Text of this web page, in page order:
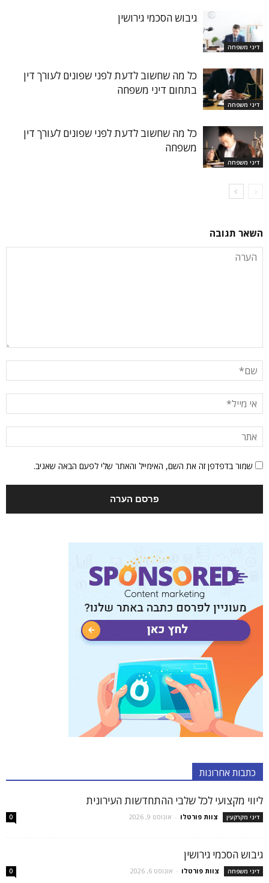
דיני משפחה
גיבוש הסכמי גירושין
דיני משפחה
כל מה שחשוב לדעת לפני שפונים לעורך דין
בתחום דיני משפחה
דיני משפחה
כל מה שחשוב לדעת לפני שפונים לעורך דין
משפחה
השאר תגובה
שמור בדפדפן זה את השם, האימייל והאתר שלי לפעם הבאה שאגיב.
כתבות אחרונות
ליווי מקצועי לכל שלבי ההתחדשות העירונית
דיני מקרקעין צוות פורטלו - אוגוסט 9, 2026 0
גיבוש הסכמי גירושין
דיני משפחה צוות פורטלו - אוגוסט 6, 2026 0